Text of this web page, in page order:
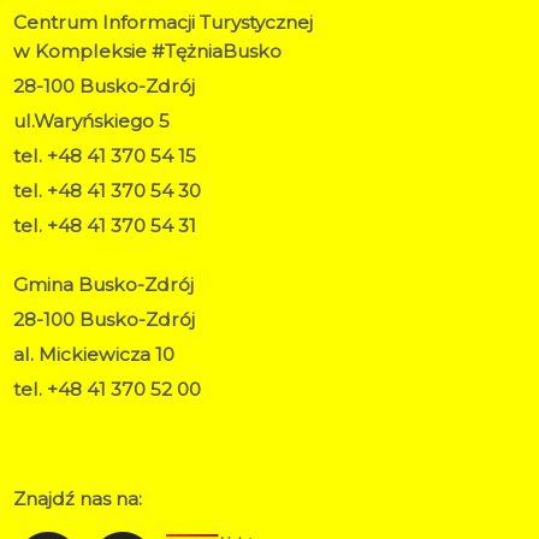
Centrum Informacji Turystycznej
w Kompleksie #TężniaBusko
28-100 Busko-Zdrój
ul.Waryńskiego 5
tel. +48 41 370 54 15
tel. +48 41 370 54 30
tel. +48 41 370 54 31
Gmina Busko-Zdrój
28-100 Busko-Zdrój
al. Mickiewicza 10
tel. +48 41 370 52 00
Znajdź nas na: